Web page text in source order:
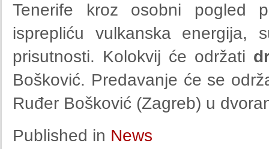
Tenerife kroz osobni pogled
isprepliću vulkanska energija,
prisutnosti. Kolokvij će održati
Bošković. Predavanje će se
Ruđer Bošković (Zagreb) u
Published in News